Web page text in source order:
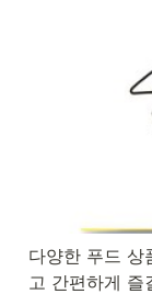
다양한 푸드 상
고 간편하게 즐